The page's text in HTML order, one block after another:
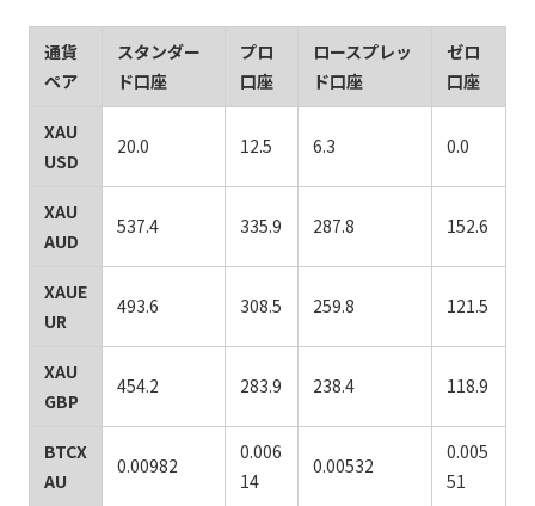
通貨
ペア
スタンダー
ド口座
プロ
口座
ロースプレッ
ド口座
ゼロ
口座
XAU
USD
20.0 12.5 6.3 0.0
XAU
AUD
537.4 335.9 287.8 152.6
XAUE
UR
493.6 308.5 259.8 121.5
XAU
GBP
454.2 283.9 238.4 118.9
BTCX
AU
0.00982
0.006
14
0.00532
0.005
51